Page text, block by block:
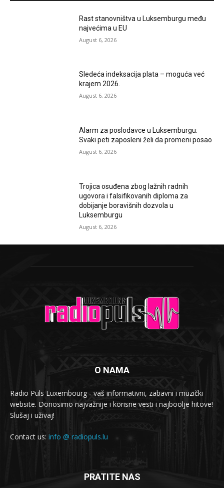
Rast stanovništva u Luksemburgu među
najvećima u EU
August 6, 2026
Sledeća indeksacija plata – moguća već
krajem 2026.
August 6, 2026
Alarm za poslodavce u Luksemburgu:
Svaki peti zaposleni želi da promeni posao
August 6, 2026
Trojica osuđena zbog lažnih radnih
ugovora i falsifikovanih diploma za
dobijanje boravišnih dozvola u
Luksemburgu
August 6, 2026
O NAMA
Radio Puls Luxembourg - vaš informativni, zabavni i muzički
website. Donosimo najvažnije i korisne vesti i najboolje hitove!
Slušaj i uživaj!
Contact us: info @ radiopuls.lu
PRATITE NAS